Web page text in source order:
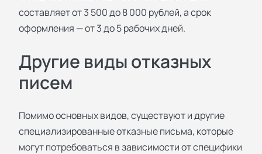
составляет от 3 500 до 8 000 рублей, а срок
оформления — от 3 до 5 рабочих дней.
Другие виды отказных
писем
Помимо основных видов, существуют и другие
специализированные отказные письма, которые
могут потребоваться в зависимости от специфики